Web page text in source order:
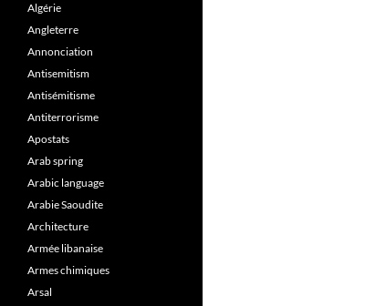
Algérie
Angleterre
Annonciation
Antisemitism
Antisémitisme
Antiterrorisme
Apostats
Arab spring
Arabic language
Arabie Saoudite
Architecture
Armée libanaise
Armes chimiques
Arsal